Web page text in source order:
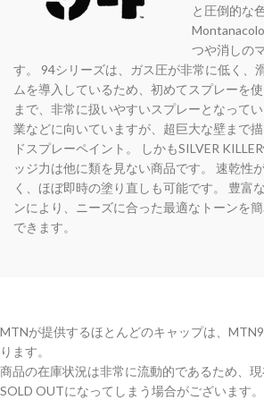
と圧倒的な
つや消しの
す。 94シリーズは、ガス圧が非常に低く、
ムを導入しているため、初めてスプレーを
まで、非常に扱いやすいスプレーとなって
業などに向いていますが、超巨大な壁まで
ドスプレーペイント。 しかもSILVER
ッジ力は他に類を見ない商品です。 速乾性
く、ほぼ即時の塗り直しも可能です。 豊富
ンにより、ニーズに合った最適なトーンを
できます。
MTNが提供するほとんどのキャップは、
ります。
商品の在庫状況は非常に流動的であるため、
SOLD OUTになってしまう場合がございます